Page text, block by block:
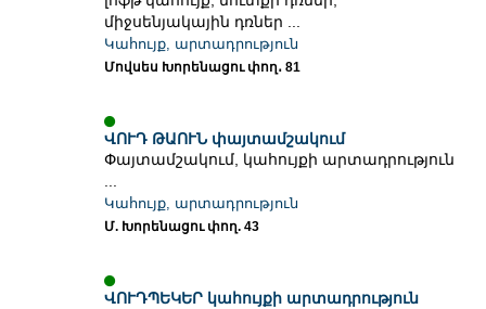
միջսենյակային դռներ ...
Կահույք, արտադրություն
Մովսես Խորենացու փող․ 81
ՎՈՒԴ ԹԱՈՒՆ փայտամշակում
Փայտամշակում, կահույքի արտադրություն
Կահույք, արտադրություն
Մ. Խորենացու փող. 43
ՎՈՒԴՊԵԿԵՐ կահույքի արտադրություն